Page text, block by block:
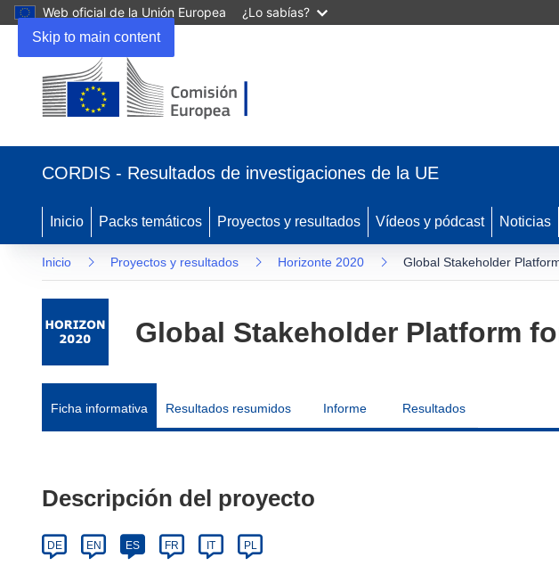
Skip to main content
Web oficial de la Unión Europea ¿Lo sabías?
CORDIS - Resultados de investigaciones de la UE
Inicio Packs temáticos Proyectos y resultados Vídeos y pódcast Noticias
Inicio Proyectos y resultados Horizonte 2020 Global Stakeholder
Global Stakeholder Platform
Ficha informativa Resultados resumidos Informe Resultados
Descripción del proyecto
DE EN ES FR IT PL